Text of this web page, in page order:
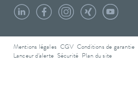
Mentions légales CGV Conditions de garantie
Lanceur d'alerte Sécurité Plan du site